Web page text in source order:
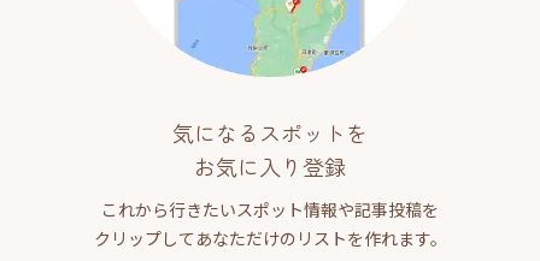
気になるスポットを
お気に入り登録
これから行きたいスポット情報や記事投稿を
クリップしてあなただけのリストを作れます。